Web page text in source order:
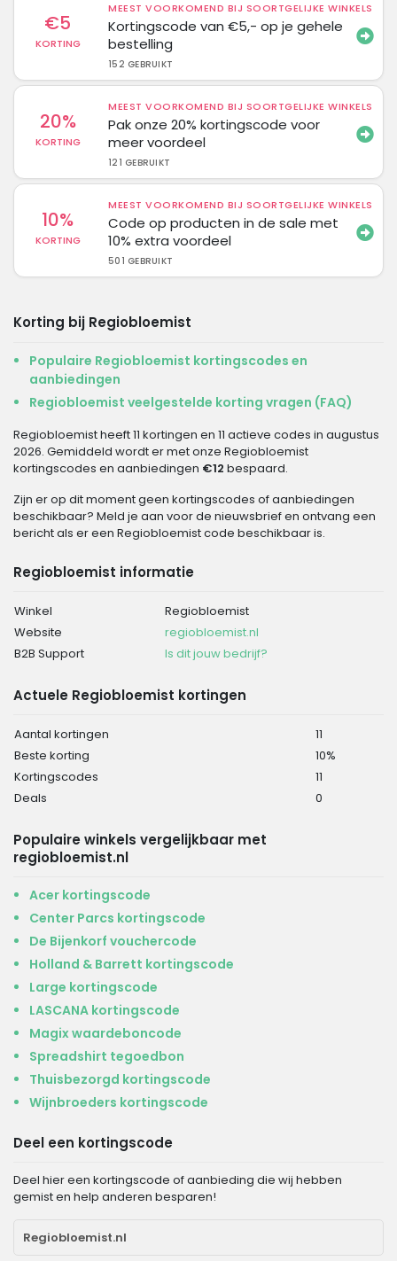
€5
KORTING
MEEST VOORKOMEND BIJ SOORTGELIJKE WINKELS
Kortingscode van €5,- op je gehele
bestelling
152 GEBRUIKT
20%
KORTING
MEEST VOORKOMEND BIJ SOORTGELIJKE WINKELS
Pak onze 20% kortingscode voor
meer voordeel
121 GEBRUIKT
10%
KORTING
MEEST VOORKOMEND BIJ SOORTGELIJKE WINKELS
Code op producten in de sale met
10% extra voordeel
501 GEBRUIKT
Korting bij Regiobloemist
Populaire Regiobloemist kortingscodes en
aanbiedingen
Regiobloemist veelgestelde korting vragen (FAQ)
Regiobloemist heeft 11 kortingen en 11 actieve codes in augustus
2026. Gemiddeld wordt er met onze Regiobloemist
kortingscodes en aanbiedingen €12 bespaard.
Zijn er op dit moment geen kortingscodes of aanbiedingen
beschikbaar? Meld je aan voor de nieuwsbrief en ontvang een
bericht als er een Regiobloemist code beschikbaar is.
Regiobloemist informatie
Winkel
Regiobloemist
Website
regiobloemist.nl
B2B Support
Is dit jouw bedrijf?
Actuele Regiobloemist kortingen
Aantal kortingen
11
Beste korting
10%
Kortingscodes
11
Deals
0
Populaire winkels vergelijkbaar met
regiobloemist.nl
Acer kortingscode
Center Parcs kortingscode
De Bijenkorf vouchercode
Holland & Barrett kortingscode
Large kortingscode
LASCANA kortingscode
Magix waardeboncode
Spreadshirt tegoedbon
Thuisbezorgd kortingscode
Wijnbroeders kortingscode
Deel een kortingscode
Deel hier een kortingscode of aanbieding die wij hebben
gemist en help anderen besparen!